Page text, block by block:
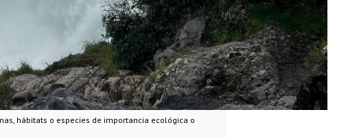
hábitats o especies de importancia ecológica o